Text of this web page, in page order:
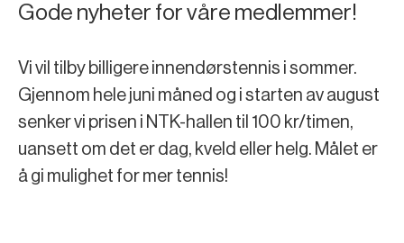
Gode ​​nyheter for våre medlemmer!
Vi vil tilby billigere innendørstennis i sommer.
Gjennom hele juni måned og i starten av august
senker vi prisen i NTK-hallen til 100 kr/timen,
uansett om det er dag, kveld eller helg. Målet er
å gi mulighet for mer tennis!